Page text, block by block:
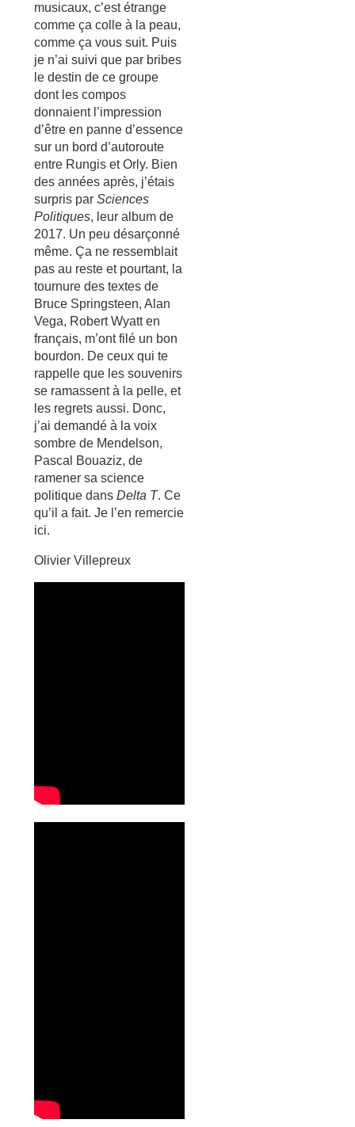
musicaux, c’est étrange
comme ça colle à la peau,
comme ça vous suit. Puis
je n’ai suivi que par bribes
le destin de ce groupe
dont les compos
donnaient l’impression
d’être en panne d’essence
sur un bord d’autoroute
entre Rungis et Orly. Bien
des années après, j’étais
surpris par Sciences
Politiques, leur album de
2017. Un peu désarçonné
même. Ça ne ressemblait
pas au reste et pourtant, la
tournure des textes de
Bruce Springsteen, Alan
Vega, Robert Wyatt en
français, m’ont filé un bon
bourdon. De ceux qui te
rappelle que les souvenirs
se ramassent à la pelle, et
les regrets aussi. Donc,
j’ai demandé à la voix
sombre de Mendelson,
Pascal Bouaziz, de
ramener sa science
politique dans Delta T. Ce
qu’il a fait. Je l’en remercie
ici.
Olivier Villepreux